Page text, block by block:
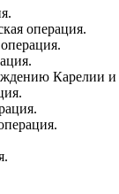
операция.
Карелии и